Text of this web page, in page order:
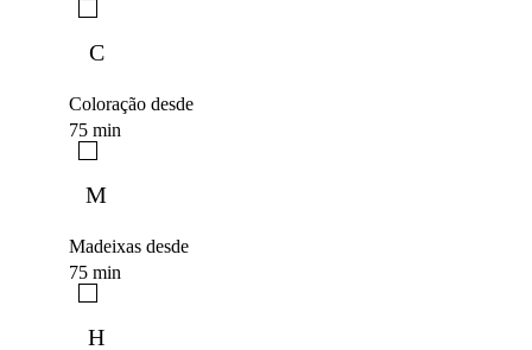
C
Coloração desde
75 min
M
Madeixas desde
75 min
H